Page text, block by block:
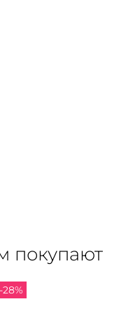
покупают
-28%